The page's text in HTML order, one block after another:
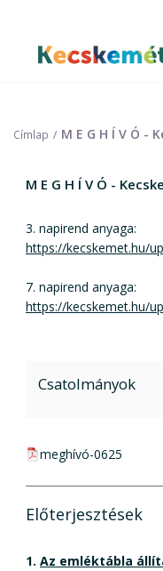
tartalomra
Kecskemét
Címlap M E G H Í V Ó -
M E G H Í V Ó -
3. napirend anyaga:
https://kecskemet.hu/
7. napirend anyaga:
https://kecskemet.hu/
Csatolmányok
pdf csatolmány:
meghívó-0625
Előterjesztések
1. Az emléktábla